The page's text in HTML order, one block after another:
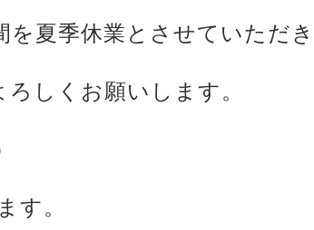
を夏季休業とさせていただ
しくお願いします。
す。